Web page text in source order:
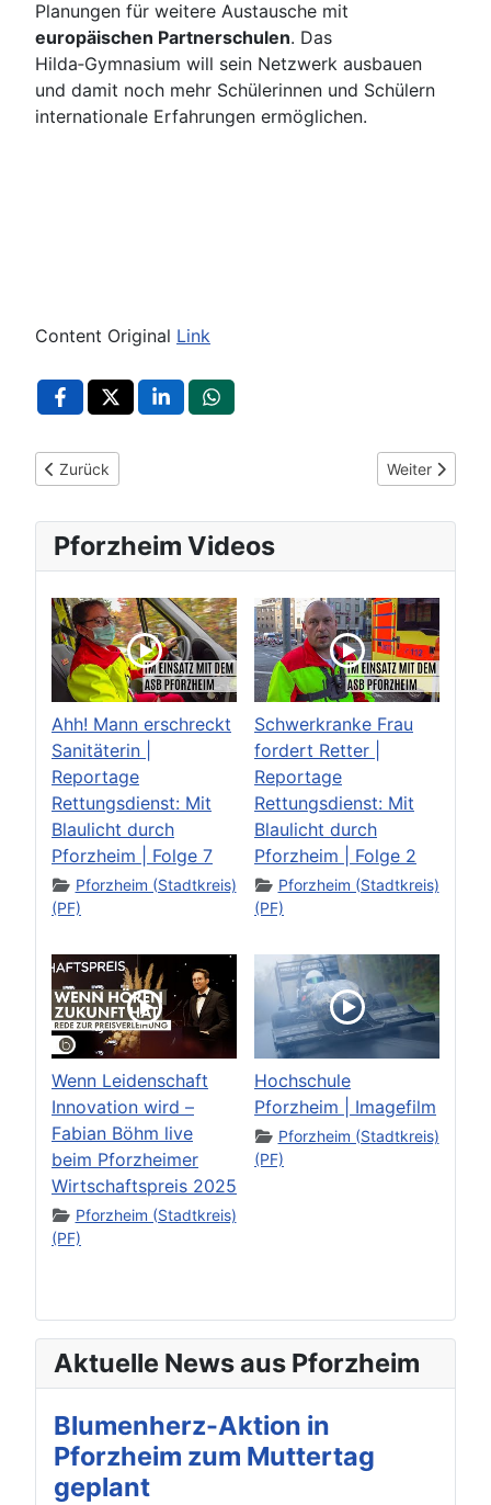
Planungen für weitere Austausche mit
europäischen Partnerschulen. Das
Hilda‑Gymnasium will sein Netzwerk ausbauen
und damit noch mehr Schülerinnen und Schülern
internationale Erfahrungen ermöglichen.
Content Original Link
Vorheriger Beitrag: Wildpark Pforzheim lädt zur exklusiven
Zurück Nächster
Weiter
Pforzheim Videos
Ahh! Mann erschreckt
Sanitäterin |
Reportage
Rettungsdienst: Mit
Blaulicht durch
Pforzheim | Folge 7
Pforzheim (Stadtkreis)
(PF)
Schwerkranke Frau
fordert Retter |
Reportage
Rettungsdienst: Mit
Blaulicht durch
Pforzheim | Folge 2
Pforzheim (Stadtkreis)
(PF)
Wenn Leidenschaft
Innovation wird –
Fabian Böhm live
beim Pforzheimer
Wirtschaftspreis 2025
Pforzheim (Stadtkreis)
(PF)
Hochschule
Pforzheim | Imagefilm
Pforzheim (Stadtkreis)
(PF)
Aktuelle News aus Pforzheim
Blumenherz-Aktion in
Pforzheim zum Muttertag
geplant